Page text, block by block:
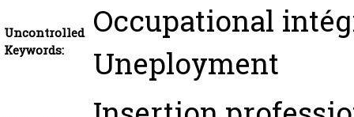
Uncontrolled
Keywords:
Occupational
Uneployment